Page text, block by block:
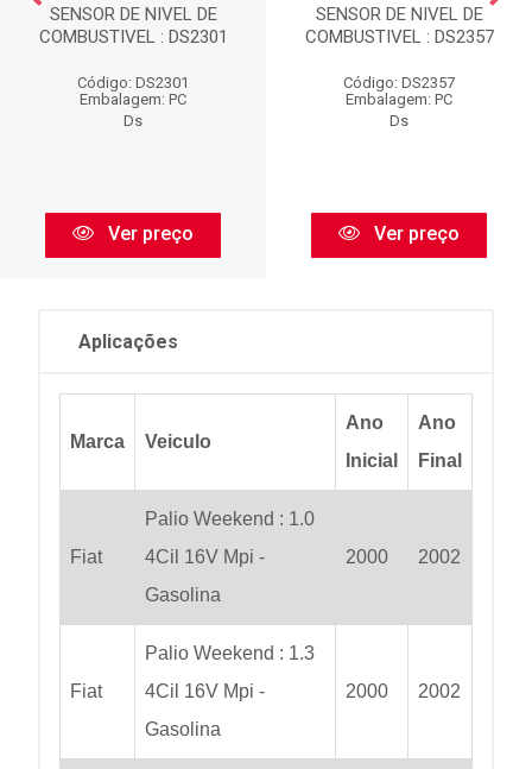
SENSOR DE NIVEL DE
COMBUSTIVEL : DS2301
Código: DS2301
Embalagem: PC
Ds
Ver preço
SENSOR DE NIVEL DE
COMBUSTIVEL : DS2357
Código: DS2357
Embalagem: PC
Ds
Ver preço
Aplicações
Marca Veiculo
Ano
Inicial
Ano
Final
Fiat
Palio Weekend : 1.0
4Cil 16V Mpi -
Gasolina
2000 2002
Fiat
Palio Weekend : 1.3
4Cil 16V Mpi -
Gasolina
2000 2002